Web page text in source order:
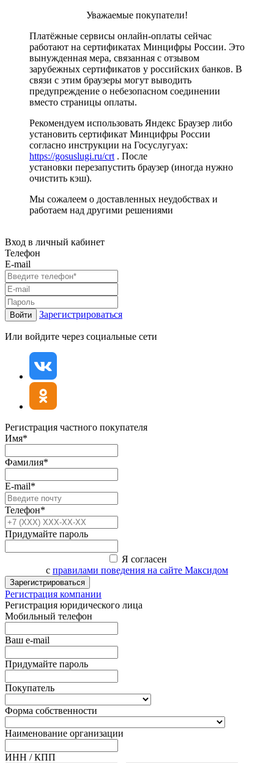
Уважаемые покупатели!
Платёжные сервисы онлайн-оплаты сейчас
работают на сертификатах Минцифры России. Это
вынужденная мера, связанная с отзывом
зарубежных сертификатов у российских банков. В
связи с этим браузеры могут выводить
предупреждение о небезопасном соединении
вместо страницы оплаты.
Рекомендуем использовать Яндекс Браузер либо
установить сертификат Минцифры России
согласно инструкции на Госуслугуах:
https://gosuslugi.ru/crt . После
установки перезапустить браузер (иногда нужно
очистить кэш).
Мы сожалеем о доставленных неудобствах и
работаем над другими решениями
Вход в личный кабинет
Телефон
E-mail
Войти Зарегистрироваться
Или войдите через социальные сети
Регистрация частного покупателя
Имя*
Фамилия*
E-mail*
Телефон*
Придумайте пароль
Я согласен
с правилами поведения на сайте Максидом
Зарегистрироваться
Регистрация компании
Регистрация юридического лица
Мобильный телефон
Ваш e-mail
Придумайте пароль
Покупатель
Форма собственности
Наименование организации
ИНН / КПП